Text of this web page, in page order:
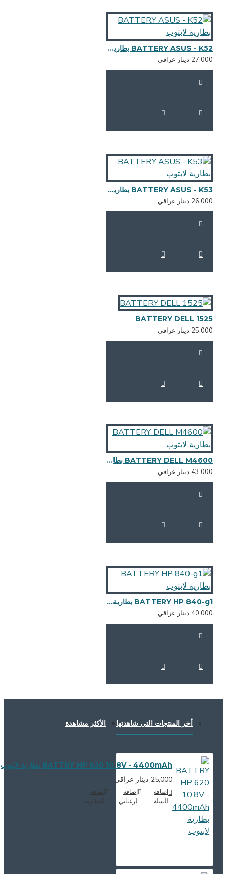
BATTERY ASUS - K52 بطارية لابتوب
دينار عراقي
BATTERY ASUS - K53 بطارية لابتوب
دينار عراقي
BATTERY DELL
دينار عراقي
BATTERY DELL M4600 بطارية لابتوب
دينار عراقي
BATTERY HP 840-g1 بطارية لابتوب
دينار عراقي
أخر المنتجات التي شاهدتها الأكثر مشاهدة
BATTRY HP 620 10.8V - 4400mAh بطارية لابتوب
25,000 دينار عراقي
اضافة
للسلة
إضافة
لرغباتي
للمقارنة